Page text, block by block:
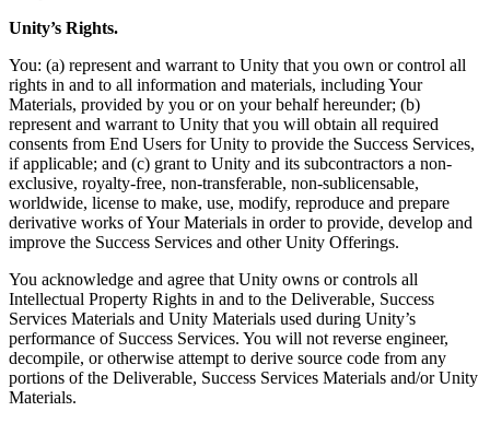
Unity’s Rights.
You: (a) represent and warrant to Unity that you own or control all
rights in and to all information and materials, including Your
Materials, provided by you or on your behalf hereunder; (b)
represent and warrant to Unity that you will obtain all required
consents from End Users for Unity to provide the Success Services,
if applicable; and (c) grant to Unity and its subcontractors a non-
exclusive, royalty-free, non-transferable, non-sublicensable,
worldwide, license to make, use, modify, reproduce and prepare
derivative works of Your Materials in order to provide, develop and
improve the Success Services and other Unity Offerings.
You acknowledge and agree that Unity owns or controls all
Intellectual Property Rights in and to the Deliverable, Success
Services Materials and Unity Materials used during Unity’s
performance of Success Services. You will not reverse engineer,
decompile, or otherwise attempt to derive source code from any
portions of the Deliverable, Success Services Materials and/or Unity
Materials.